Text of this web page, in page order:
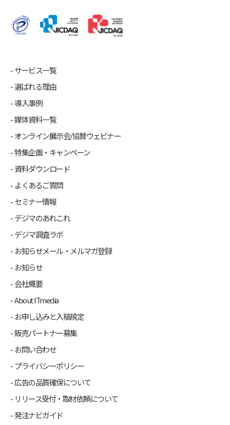
サービス一覧
選ばれる理由
導入事例
媒体資料一覧
オンライン展示会/協賛ウェビナー
特集企画・キャンペーン
資料ダウンロード
よくあるご質問
セミナー情報
デジマのあれこれ
デジマ調査ラボ
お知らせメール・メルマガ登録
お知らせ
会社概要
About ITmedia
お申し込みと入稿規定
販売パートナー募集
お問い合わせ
プライバシーポリシー
広告の品質確保について
リリース受付・取材依頼について
発注ナビガイド